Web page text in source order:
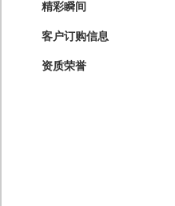
精彩瞬间
客户订购信息
资质荣誉